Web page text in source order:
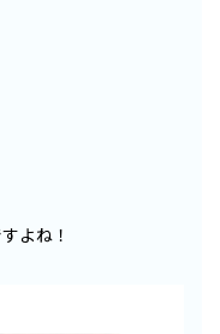
よね！